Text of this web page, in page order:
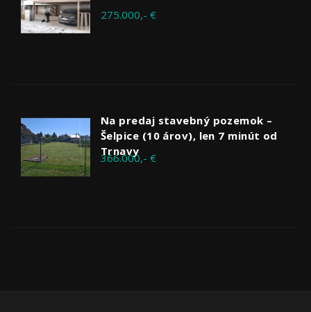
275.000,- €
Na predaj stavebný pozemok –
Šelpice (10 árov), len 7 minút od
Trnavy
366.000,- €